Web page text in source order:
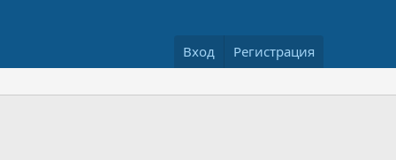
Вход Регистрация